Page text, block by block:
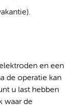
en een
de operatie kan
u last hebben
waar de